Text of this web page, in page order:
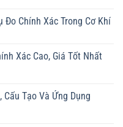
Đo Chính Xác Trong Cơ Khí
Xác Cao, Giá Tốt Nhất
Tạo Và Ứng Dụng